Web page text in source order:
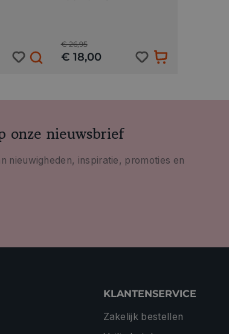
€ 26,95
€ 18,00
onze nieuwsbrief
nieuwigheden, inspiratie, promoties en
KLANTENSERVICE
Zakelijk bestellen